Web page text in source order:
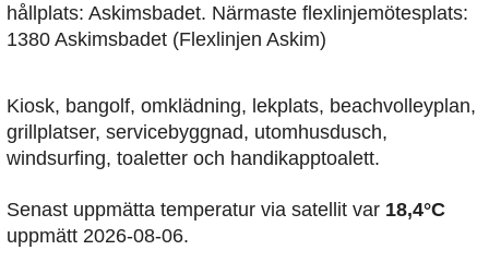
hållplats: Askimsbadet. Närmaste flexlinjemötesplats:
1380 Askimsbadet (Flexlinjen Askim)
Kiosk, bangolf, omklädning, lekplats, beachvolleyplan,
grillplatser, servicebyggnad, utomhusdusch,
windsurfing, toaletter och handikapptoalett.
Senast uppmätta temperatur via satellit var 18,4°C
uppmätt 2026-08-06.